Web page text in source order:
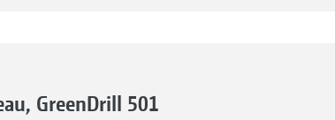
GreenDrill 501